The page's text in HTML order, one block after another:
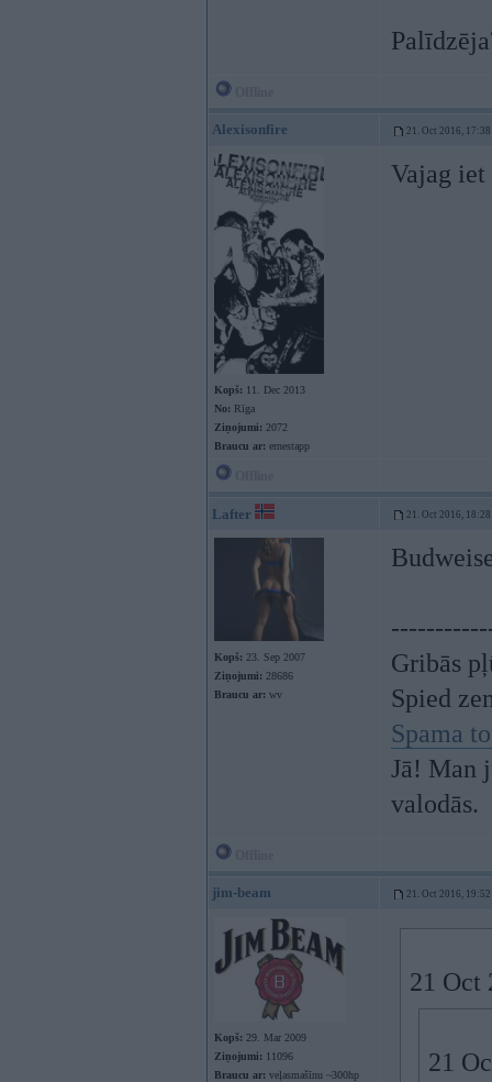
Alexisonfire 21. Oct 2016, 17:38
Kopš: 11. Dec 2013
No: Rīga
Ziņojumi: 2072
Braucu ar: ernestapp
Vajag iet
Lafter 21. Oct 2016, 18:28
Kopš: 23. Sep 2007
Ziņojumi: 28686
Braucu ar: wv
Gribās
Spied
Spama
Jā! Man
valodās.
jim-beam 21. Oct 2016, 19:52
Kopš: 29. Mar 2009
Ziņojumi: 11096
Braucu ar: veļasmašīnu ~300hp
21 Oct
21